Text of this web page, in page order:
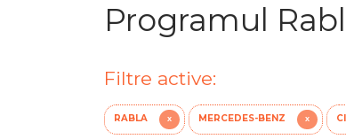
Programul
Filtre active:
RABLA X MERCEDES-BENZ X